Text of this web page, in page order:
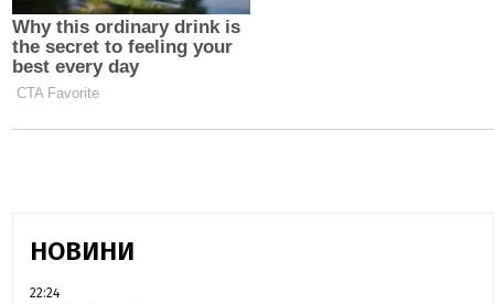
НОВИНИ
22:24